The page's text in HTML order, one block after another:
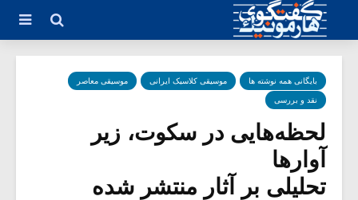
بایگانی همه نوشته ها موسیقی کلاسیک ایرانی موسیقی معاصر
نقد و بررسی
لحظه‌هایی در سکوت، زیر
آوارها
تحلیلی بر آثار منتشر شده